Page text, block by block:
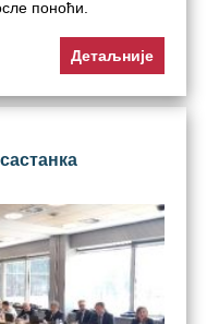
поноћи.
Детаљније